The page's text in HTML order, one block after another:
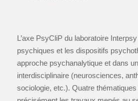
L’axe PsyCliP du laboratoire
psychiques et les dispositifs
approche psychanalytique et dans
interdisciplinaire (neurosciences,
sociologie, etc.). Quatre